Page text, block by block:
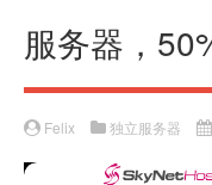
服务器，
Felix 独立服务器